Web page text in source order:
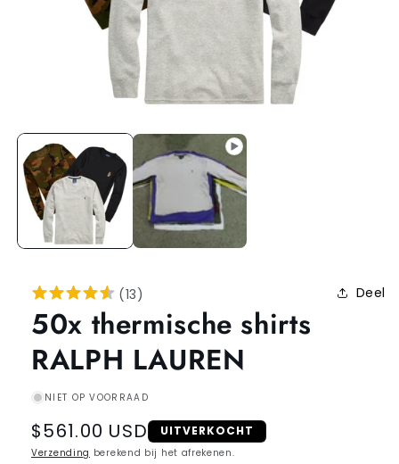
(13) Deel
50x thermische shirts
RALPH LAUREN
NIET OP VOORRAAD
Regular
price
$561.00 USD UITVERKOCHT
Verzending berekend bij het afrekenen.